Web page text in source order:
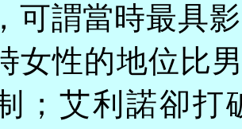
可謂當時最具
女性的地位比
；艾利諾卻打